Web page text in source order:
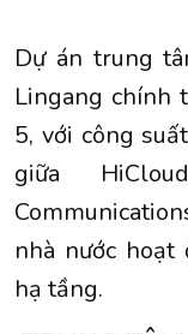
Dự án trung
Lingang chính
5, với công
giữa
nhà nước
hạ tầng.